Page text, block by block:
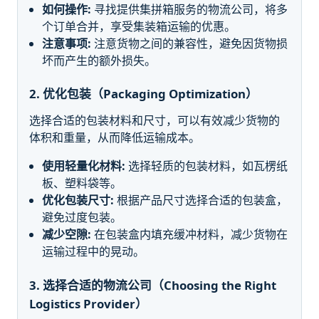
如何操作: 寻找提供集拼箱服务的物流公司，将多
个订单合并，享受集装箱运输的优惠。
注意事项: 注意货物之间的兼容性，避免因货物损
坏而产生的额外损失。
2. 优化包装（Packaging Optimization）
选择合适的包装材料和尺寸，可以有效减少货物的
体积和重量，从而降低运输成本。
使用轻量化材料: 选择轻质的包装材料，如瓦楞纸
板、塑料袋等。
优化包装尺寸: 根据产品尺寸选择合适的包装盒，
避免过度包装。
减少空隙: 在包装盒内填充缓冲材料，减少货物在
运输过程中的晃动。
3. 选择合适的物流公司（Choosing the Right
Logistics Provider）